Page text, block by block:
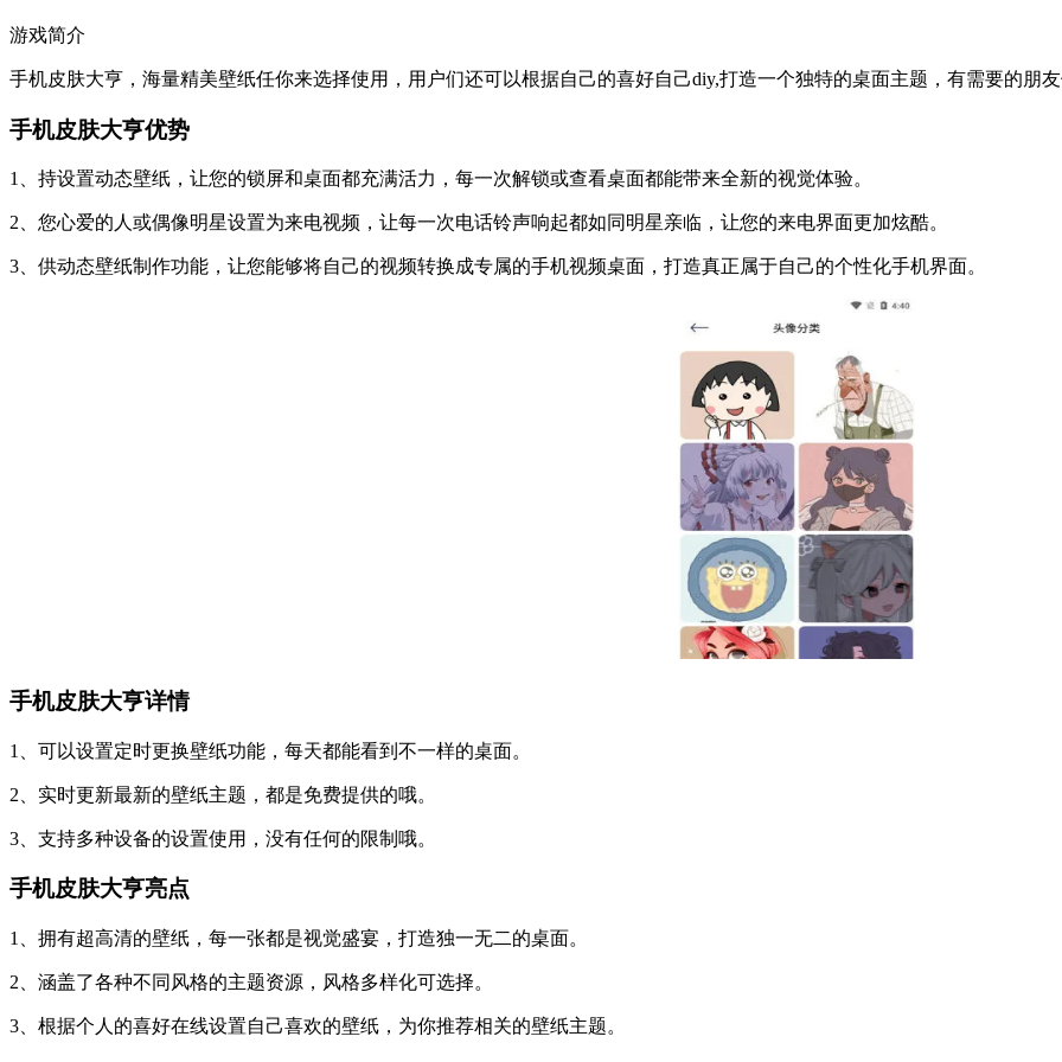
游戏简介
手机皮肤大亨，海量精美壁纸任你来选择使用，用户们还可以根据自己的喜好自己diy,打造一个独特的桌面主题，有需要的朋友
手机皮肤大亨优势
1、持设置动态壁纸，让您的锁屏和桌面都充满活力，每一次解锁或查看桌面都能带来全新的视觉体验。
2、您心爱的人或偶像明星设置为来电视频，让每一次电话铃声响起都如同明星亲临，让您的来电界面更加炫酷。
3、供动态壁纸制作功能，让您能够将自己的视频转换成专属的手机视频桌面，打造真正属于自己的个性化手机界面。
手机皮肤大亨详情
1、可以设置定时更换壁纸功能，每天都能看到不一样的桌面。
2、实时更新最新的壁纸主题，都是免费提供的哦。
3、支持多种设备的设置使用，没有任何的限制哦。
手机皮肤大亨亮点
1、拥有超高清的壁纸，每一张都是视觉盛宴，打造独一无二的桌面。
2、涵盖了各种不同风格的主题资源，风格多样化可选择。
3、根据个人的喜好在线设置自己喜欢的壁纸，为你推荐相关的壁纸主题。